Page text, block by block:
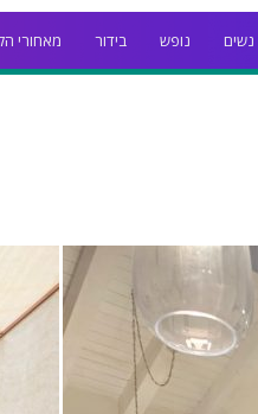
נשים נופש בידור מאחורי